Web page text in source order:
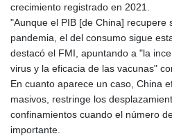
KMF
KYD
KZT
LAK
LBP
crecimiento registrado en 2021.
"Aunque el PIB [de China] recupere
pandemia, el del consumo sigue
destacó el FMI, apuntando a "la
virus y la eficacia de las vacunas"
En cuanto aparece un caso, China
masivos, restringe los
confinamientos cuando el número
importante.